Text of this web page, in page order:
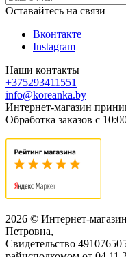
Оставайтесь на связи
Вконтакте
Instagram
Наши контакты
+375293411551
info@koreanka.by
Интернет-магазин
Обработка заказов с
2026 © Интернет-
Петровна,
Свидетельство